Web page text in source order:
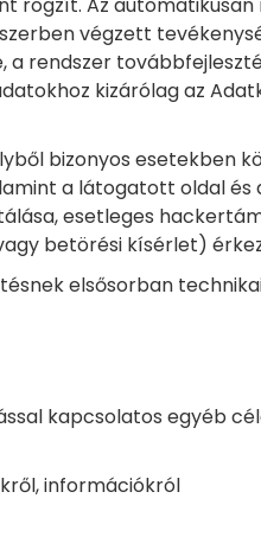
végzett
rendszer
kizárólag az
bizonyos esetekben
a látogatott oldal
esetleges
betörési kísérlet)
elsősorban
kapcsolatos egyéb
információkról